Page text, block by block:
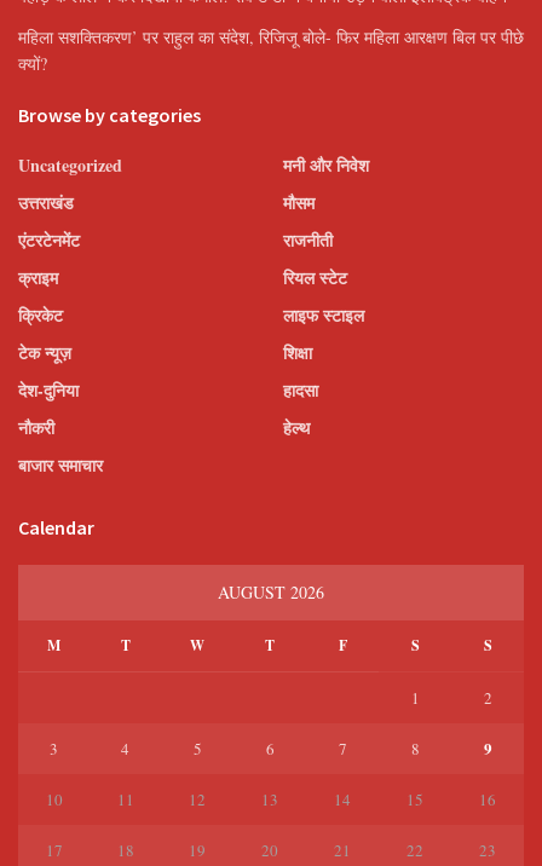
महिला सशक्तिकरण’ पर राहुल का संदेश, रिजिजू बोले- फिर महिला आरक्षण बिल पर पीछे
क्यों?
Browse by categories
Uncategorized
उत्तराखंड
एंटरटेनमेंट
क्राइम
क्रिकेट
टेक न्यूज़
देश-दुनिया
नौकरी
बाजार समाचार
मनी और निवेश
मौसम
राजनीती
रियल स्टेट
लाइफ स्टाइल
शिक्षा
हादसा
हेल्थ
Calendar
AUGUST 2026
M T W T F S S
1 2
3 4 5 6 7 8 9
10 11 12 13 14 15 16
17 18 19 20 21 22 23